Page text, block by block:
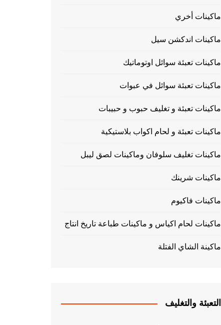
ماكينات أخري
ماكينات اندكشن سيل
ماكينات تعبئة سوائل اوتوماتيك
ماكينات تعبئة سوائل في عبوات
ماكينات تعبئة و تغليف حبوب و حبيبات
ماكينات تعبئة و لحام اكواب بلاستيكية
ماكينات تغليف سلوفان وماكينات لصق ليبل
ماكينات شرينك
ماكينات فاكيوم
ماكينات لحام اكياس و ماكينات طباعة تاريخ انتاج
ماكينة الشاي الفتلة
التعبئة والتغليف